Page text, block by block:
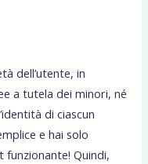
dell’utente, in
a tutela dei minori, né
di ciascun
e hai solo
funzionante! Quindi,